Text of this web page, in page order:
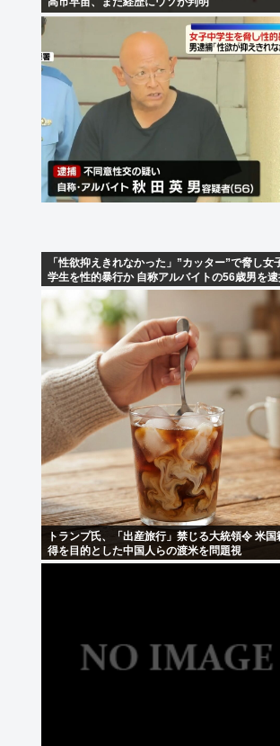
「性欲抑えきれなかった」”カッター”で脅し女
学生を性的暴行か 自称アルバイトの56歳男を
トランプ氏、「出産旅行」禁じる大統領令 米国
得を目的とした中国人らの渡米を問題視